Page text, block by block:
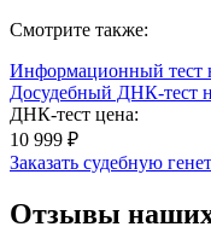
Смотрите также:
Информационный тест
Досудебный ДНК-тест
ДНК-тест цена:
10 999 ₽
Заказать судебную
Отзывы